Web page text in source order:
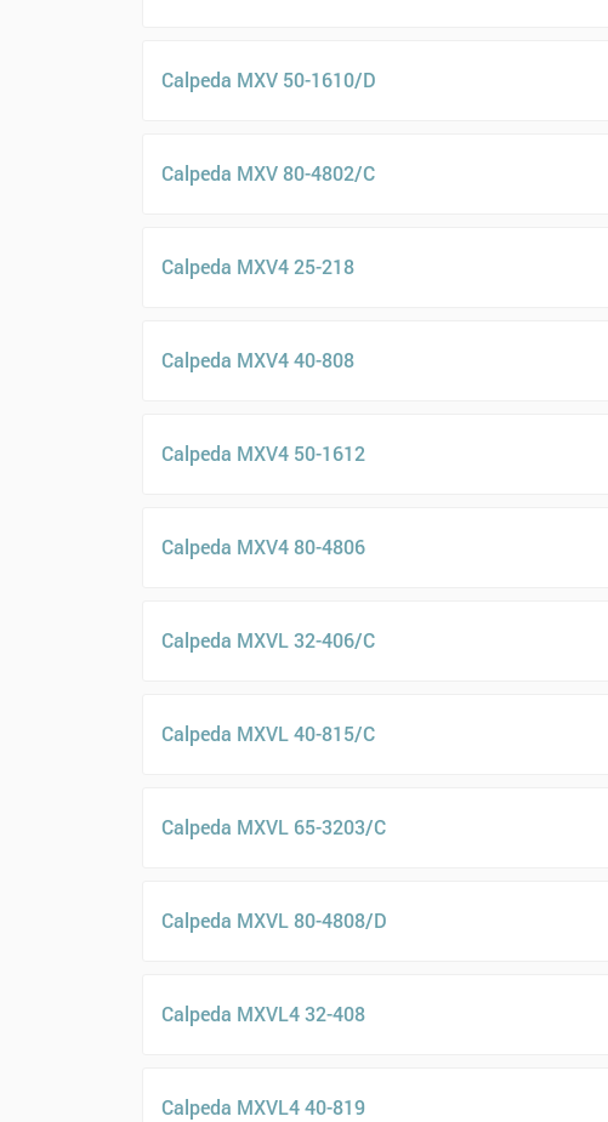
Calpeda MXV 50-1610/D
Calpeda MXV 80-4802/C
Calpeda MXV4 25-218
Calpeda MXV4 40-808
Calpeda MXV4 50-1612
Calpeda MXV4 80-4806
Calpeda MXVL 32-406/C
Calpeda MXVL 40-815/C
Calpeda MXVL 65-3203/C
Calpeda MXVL 80-4808/D
Calpeda MXVL4 32-408
Calpeda MXVL4 40-819